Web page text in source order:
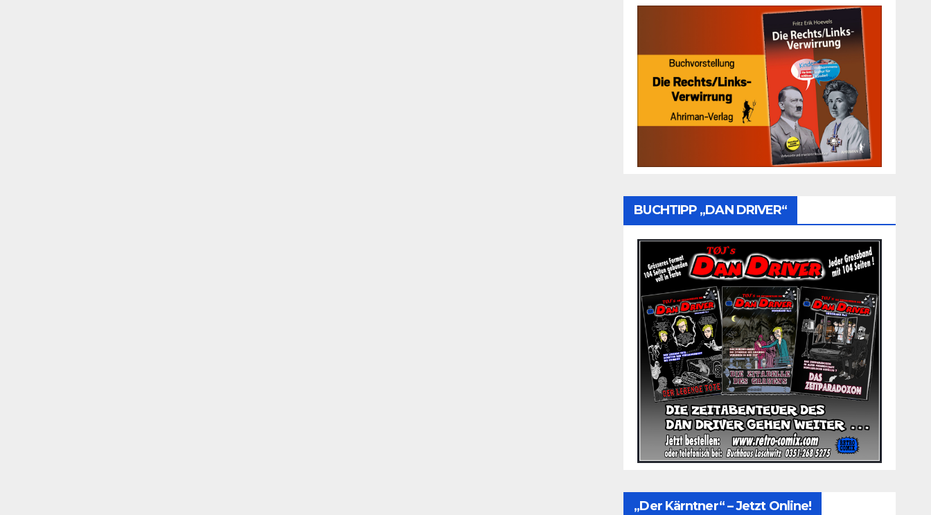
BUCHTIPP „DAN DRIVER“
„Der Kärntner“ – Jetzt Online!